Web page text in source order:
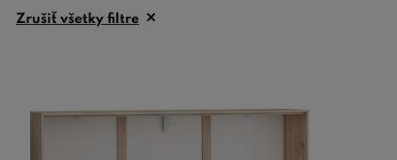
Zrušiť všetky filtre